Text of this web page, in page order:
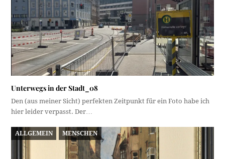
Unterwegs in der Stadt_08
Den (aus meiner Sicht) perfekten Zeitpunkt für ein Foto habe ich
hier leider verpasst. Der…
ALLGEMEIN MENSCHEN